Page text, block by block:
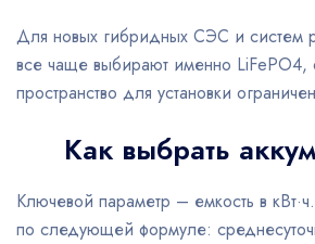
Для новых гибридных СЭС и систем
все чаще выбирают именно LiFePO4,
пространство для установки
Как выбрать
Ключевой параметр – емкость в
по следующей формуле: